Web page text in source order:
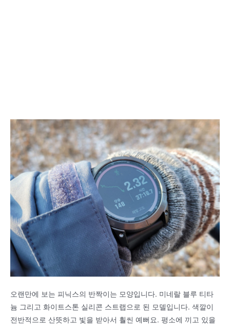
오랜만에 보는 피닉스의 반짝이는 모양입니다. 미네랄 블루 티타
늄 그리고 화이트스톤 실리콘 스트랩으로 된 모델입니다. 색깔이
전반적으로 산뜻하고 빛을 받아서 훨씬 예뻐요. 평소에 끼고 있을